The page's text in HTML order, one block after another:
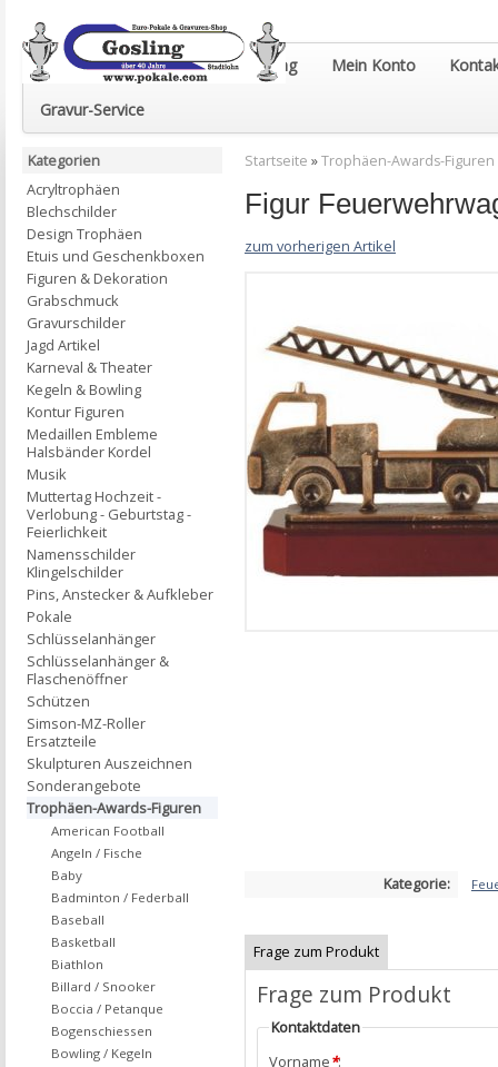
Euro-Pokale & Gravur-Shop Gosling Mein Konto
Gravur-Service
Startseite »Trophäen-Awards-Figuren
Figur
zum vorherigen Artikel
Kategorie:
Frage zum Produkt
Frage zum Produkt
Kontaktdaten
Vorname*:
Kategorien
Acryltrophäen
Blechschilder
Design Trophäen
Etuis und Geschenkboxen
Figuren & Dekoration
Grabschmuck
Gravurschilder
Jagd Artikel
Karneval & Theater
Kegeln & Bowling
Kontur Figuren
Medaillen Embleme
Halsbänder Kordel
Musik
Muttertag Hochzeit -
Verlobung - Geburtstag -
Feierlichkeit
Namensschilder
Klingelschilder
Pins, Anstecker & Aufkleber
Pokale
Schlüsselanhänger
Schlüsselanhänger &
Flaschenöffner
Schützen
Simson-MZ-Roller
Ersatzteile
Skulpturen Auszeichnen
Sonderangebote
Trophäen-Awards-Figuren
American Football
Angeln / Fische
Baby
Badminton / Federball
Baseball
Basketball
Biathlon
Billard / Snooker
Boccia / Petanque
Bogenschiessen
Bowling / Kegeln